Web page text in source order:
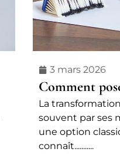
3 mars 2026
Comment
La
souvent par ses
une option
connaît...........